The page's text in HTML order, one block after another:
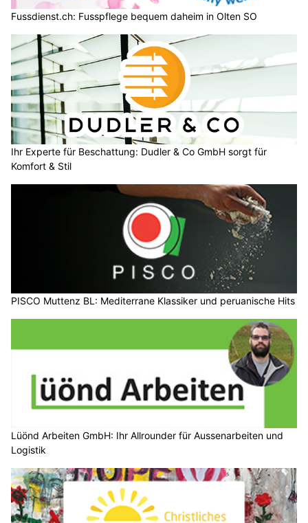
Fussdienst.ch: Fusspflege bequem daheim in Olten SO
Ihr Experte für Beschattung: Dudler & Co GmbH sorgt für
Komfort & Stil
PISCO Muttenz BL: Mediterrane Klassiker und peruanische Hits
Lüönd Arbeiten GmbH: Ihr Allrounder für Aussenarbeiten und
Logistik